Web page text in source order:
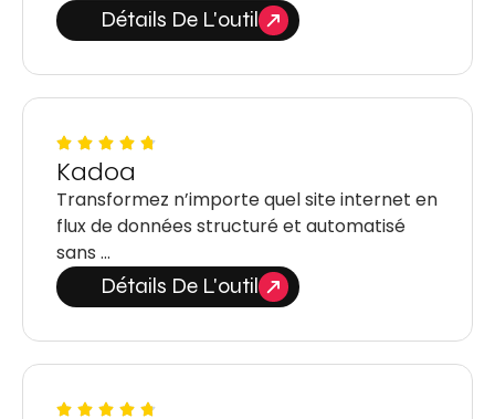
Détails De L'outil
Kadoa
Transformez n’importe quel site internet en
flux de données structuré et automatisé
sans …
Détails De L'outil